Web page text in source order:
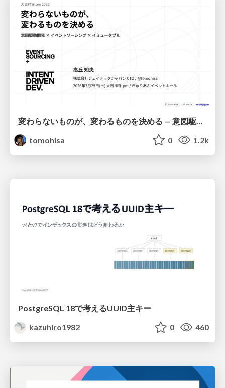
tomohisa
0 1.2k
PostgreSQL 18で考えるUUID主キー
kazuhiro1982
0 460